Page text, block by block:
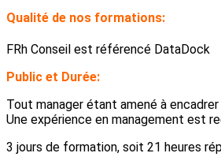
Qualité de nos formations:
FRh Conseil est référencé DataDock
Public et Durée:
Tout manager étant amené à
Une expérience en management est
3 jours de formation, soit 21 heures